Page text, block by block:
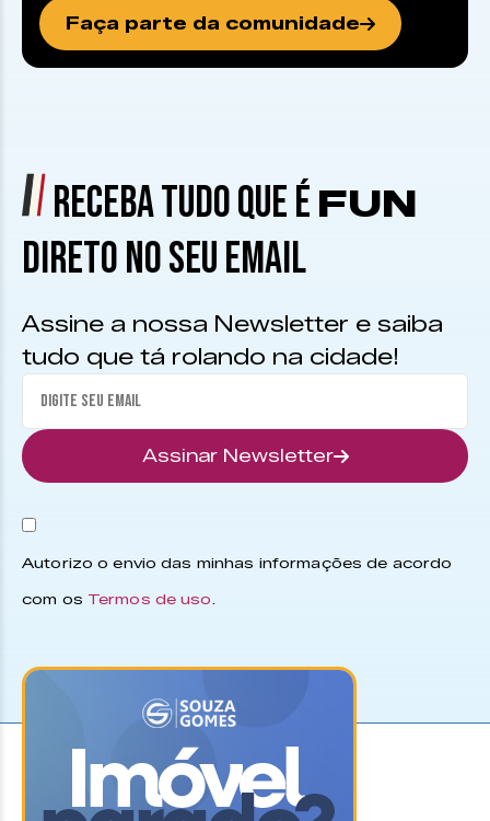
Faça parte da comunidade
RECEBA TUDO QUE É FUN
DIRETO NO SEU EMAIL
Assine a nossa Newsletter e saiba
tudo que tá rolando na cidade!
Assinar Newsletter
Autorizo o envio das minhas informações de acordo
com os Termos de uso.